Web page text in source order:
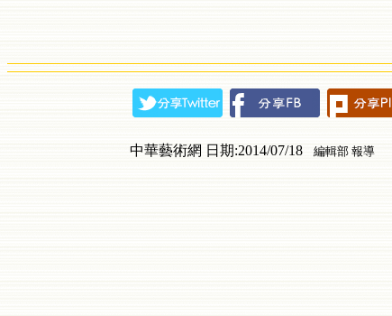
中華藝術網 日期:2014/07/18 編輯部 報導